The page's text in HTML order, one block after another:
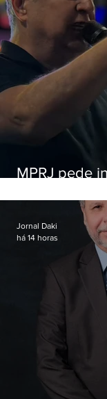
MPRJ pede
Jornal Daki
há 14 horas